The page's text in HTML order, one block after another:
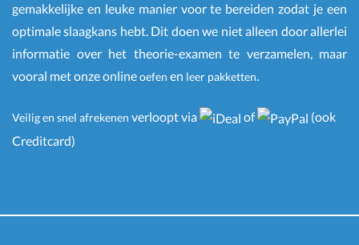
gemakkelijke en leuke manier voor te bereiden zodat je een
optimale slaagkans hebt. Dit doen we niet alleen door allerlei
informatie over het theorie-examen te verzamelen, maar
vooral met onze onlineoefen en leer pakketten.
Veilig en snel afrekenen verloopt via of
(ook
Creditcard)